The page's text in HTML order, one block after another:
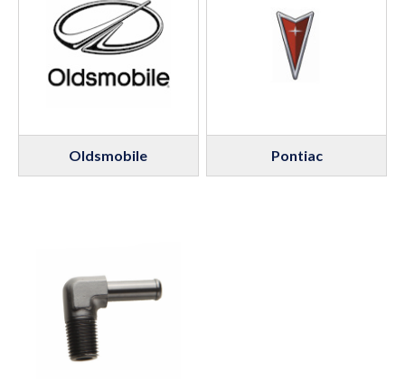
Oldsmobile Pontiac